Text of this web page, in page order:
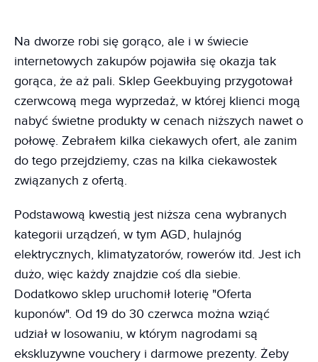
Na dworze robi się gorąco, ale i w świecie
internetowych zakupów pojawiła się okazja tak
gorąca, że aż pali. Sklep Geekbuying przygotował
czerwcową mega wyprzedaż, w której klienci mogą
nabyć świetne produkty w cenach niższych nawet o
połowę. Zebrałem kilka ciekawych ofert, ale zanim
do tego przejdziemy, czas na kilka ciekawostek
związanych z ofertą.
Podstawową kwestią jest niższa cena wybranych
kategorii urządzeń, w tym AGD, hulajnóg
elektrycznych, klimatyzatorów, rowerów itd. Jest ich
dużo, więc każdy znajdzie coś dla siebie.
Dodatkowo sklep uruchomił loterię "Oferta
kuponów". Od 19 do 30 czerwca można wziąć
udział w losowaniu, w którym nagrodami są
ekskluzywne vouchery i darmowe prezenty. Żeby